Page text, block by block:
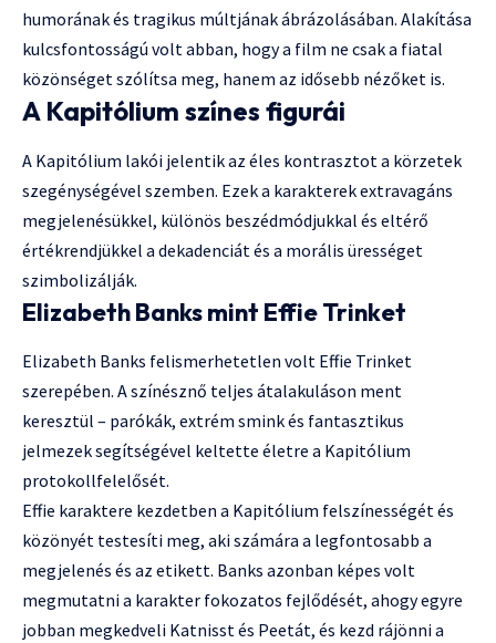
humorának és tragikus múltjának ábrázolásában. Alakítása
kulcsfontosságú volt abban, hogy a film ne csak a fiatal
közönséget szólítsa meg, hanem az idősebb nézőket is.
A Kapitólium színes figurái
A Kapitólium lakói jelentik az éles kontrasztot a körzetek
szegénységével szemben. Ezek a karakterek extravagáns
megjelenésükkel, különös beszédmódjukkal és eltérő
értékrendjükkel a dekadenciát és a morális ürességet
szimbolizálják.
Elizabeth Banks mint Effie Trinket
Elizabeth Banks felismerhetetlen volt Effie Trinket
szerepében. A színésznő teljes átalakuláson ment
keresztül – parókák, extrém smink és fantasztikus
jelmezek segítségével keltette életre a Kapitólium
protokollfelelősét.
Effie karaktere kezdetben a Kapitólium felszínességét és
közönyét testesíti meg, aki számára a legfontosabb a
megjelenés és az etikett. Banks azonban képes volt
megmutatni a karakter fokozatos fejlődését, ahogy egyre
jobban megkedveli Katnisst és Peetát, és kezd rájönni a